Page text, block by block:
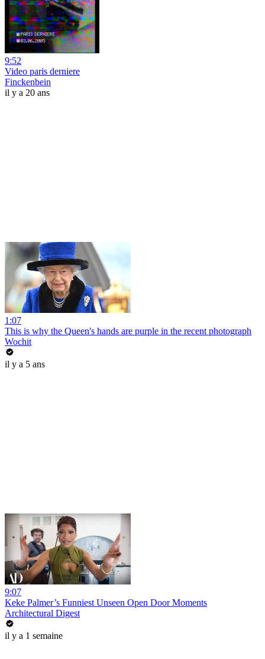
9:52
Video paris derniere
Finckenbein
il y a 20 ans
1:07
This is why the Queen's hands are purple in the recent photograph
Wochit
il y a 5 ans
9:07
Keke Palmer’s Funniest Unseen Open Door Moments
Architectural Digest
il y a 1 semaine